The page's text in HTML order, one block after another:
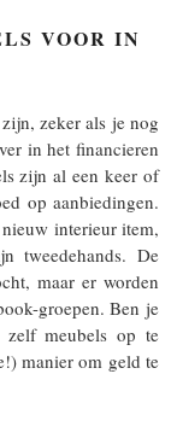
VOOR IN
zeker als je nog
in het financieren
zijn al een keer of
op aanbiedingen.
interieur item,
tweedehands. De
maar er worden
groepen. Ben je
meubels op te
manier om geld te